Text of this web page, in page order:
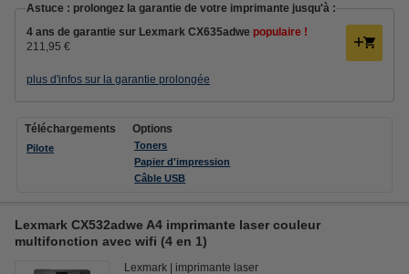
Astuce : prolongez la garantie de votre imprimante jusqu'à :
4 ans de garantie sur Lexmark CX635adwe populaire !
211,95 €
plus d'infos sur la garantie prolongée
Téléchargements
Pilote
Options
Toners
Papier d'impression
Câble USB
Lexmark CX532adwe A4 imprimante laser couleur
multifonction avec wifi (4 en 1)
Lexmark
imprimante laser